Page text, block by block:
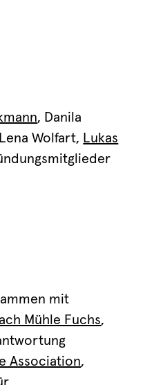
, Danila
Wolfart, Lukas
mit
Mühle Fuchs,
Association,